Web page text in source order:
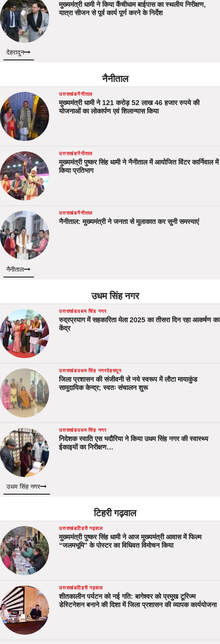
मुख्यमंत्री धामी ने किया कैंचीधाम बाईपास का स्थलीय निरीक्षण,
यात्रा सीजन से पूर्व कार्य पूर्ण करने के निर्देश
देहरादून
नैनीताल
उत्तराखंडनैनीताल
मुख्यमंत्री धामी ने 121 करोड़ 52 लाख 46 हजार रुपये की
योजनाओं का लोकार्पण एवं शिलान्यास किया
उत्तराखंडनैनीताल
मुख्यमंत्री पुष्कर सिंह धामी ने नैनीताल में आयोजित विंटर कार्निवाल में
किया प्रतिभाग
उत्तराखंडनैनीताल
नैनीताल: मुख्यमंत्री ने जनता से मुलाकात कर सुनी समस्याएं
नैनीताल
उधम सिंह नगर
उत्तराखंडउधम सिंह नगर
रुद्रप्रयाग में सहकारिता मेला 2025 का तीसरा दिन रहा आकर्षण का
केंद्र
उत्तराखंडउधम सिंह नगरदेहरादून
जिला प्रशासन की संजीवनी से नये स्वरूप में लौटा मायाकुंड
सामुदायिक केन्द्र; स्वतः संचालन शुरू
उत्तराखंडउधम सिंह नगर
निदेशक स्वाति एस भदौरिया ने किया उधम सिंह नगर की स्वास्थ्य
ईकाइयों का निरीक्षण…
उधम सिंह नगर
टिहरी गढ़वाल
उत्तराखंडटिहरी गढ़वाल
मुख्यमंत्री पुष्कर सिंह धामी ने आज मुख्यमंत्री आवास में फिल्म
“जलमभूमि” के पोस्टर का विधिवत विमोचन किया
उत्तराखंडटिहरी गढ़वाल
शीतकालीन पर्यटन को नई गति: बागेश्वर को प्रमुख टूरिज्म
डेस्टिनेशन बनाने की दिशा में जिला प्रशासन की व्यापक कार्ययोजना